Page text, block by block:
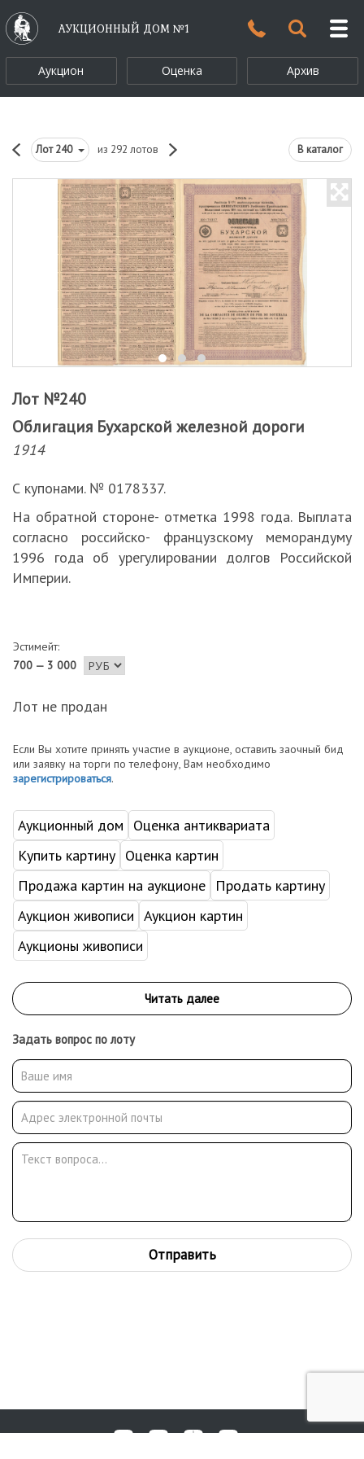
АУКЦИОННЫЙ ДОМ №1
Аукцион Оценка Архив
Лот240 из 292 лотов В каталог
Лот №240
Облигация Бухарской железной дороги
1914
С купонами. № 0178337.
На обратной стороне- отметка 1998 года. Выплата
согласно российско- французскому меморандуму
1996 года об урегулировании долгов Российской
Империи.
Эстимейт:
700 — 3 000
Лот не продан
Если Вы хотите принять участие в аукционе, оставить заочный бид
или заявку на торги по телефону, Вам необходимо
зарегистрироваться.
Аукционный дом
Оценка антиквариата
Купить картину Оценка картин
Продажа картин на аукционе
Продать картину
Аукцион живописи Аукцион картин
Аукционы живописи
Задать вопрос по лоту
Отправить